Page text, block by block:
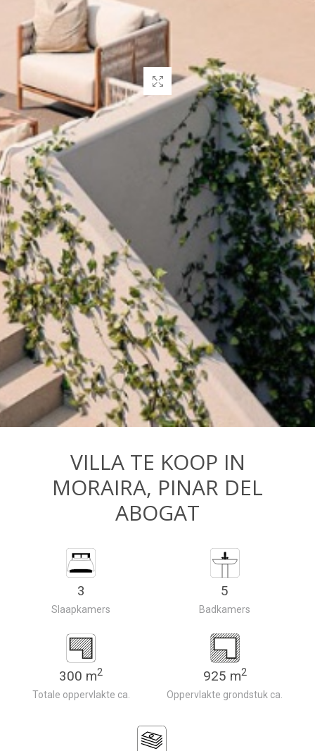
VILLA TE KOOP IN
MORAIRA, PINAR DEL
ABOGAT
3
Slaapkamers
5
Badkamers
300 m2
Totale oppervlakte ca.
925 m2
Oppervlakte grondstuk ca.